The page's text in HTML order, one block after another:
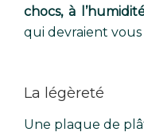
chocs, à
qui devraient vous
La légèreté
Une plaque de